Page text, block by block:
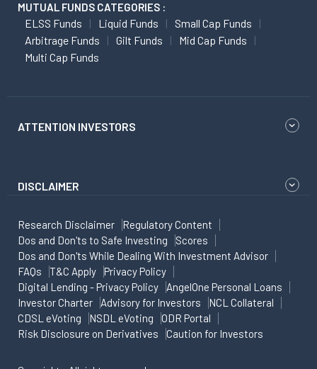
MUTUAL FUNDS CATEGORIES :
ELSS Funds Liquid Funds
Small Cap Funds
Arbitrage Funds
Gilt Funds
Mid Cap Funds
Multi Cap Funds
ATTENTION INVESTORS
DISCLAIMER
Research Disclaimer
Regulatory Content
Dos and Don'ts to Safe Investing
Scores
Dos and Don'ts While Dealing With Investment Advisor
FAQs
T&C Apply
Privacy Policy
Digital Lending - Privacy Policy
AngelOne Personal Loans
Investor Charter
Advisory for Investors
NCL Collateral
CDSL eVoting
NSDL eVoting
ODR Portal
Risk Disclosure on Derivatives
Caution for Investors